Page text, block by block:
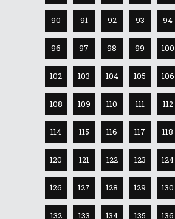
90 91 92 93 94
96 97 98 99 100
102 103 104 105 106
108 109 110 111 112
114 115 116 117 118
120 121 122 123 124
126 127 128 129 130
132 133 134 135 136